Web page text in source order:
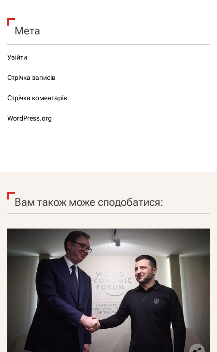
Мета
Увійти
Стрічка записів
Стрічка коментарів
WordPress.org
Вам також може сподобатися: